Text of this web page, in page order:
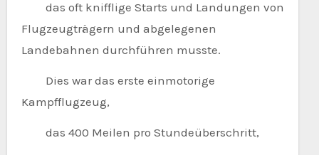
das oft knifflige Starts und Landungen von
Flugzeugträgern und abgelegenen
Landebahnen durchführen musste.
Dies war das erste einmotorige
Kampfflugzeug,
das 400 Meilen pro Stundeüberschritt,